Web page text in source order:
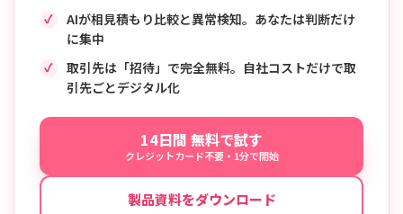
AIが相見積もり比較と異常検知。あなたは判断だけ
に集中
取引先は「招待」で完全無料。自社コストだけで取
引先ごとデジタル化
14日間 無料で試す
クレジットカード不要・1分で開始
製品資料をダウンロード